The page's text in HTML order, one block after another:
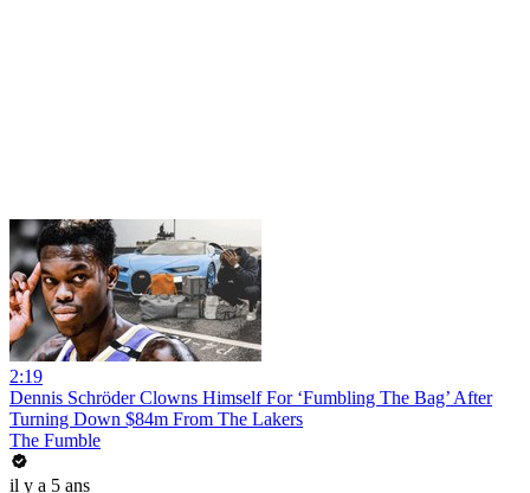
2:19
Dennis Schröder Clowns Himself For ‘Fumbling The Bag’ After
Turning Down $84m From The Lakers
The Fumble
il y a 5 ans